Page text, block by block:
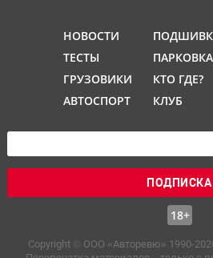
НОВОСТИ
ТЕСТЫ
ГРУЗОВИКИ
АВТОСПОРТ
ПАРКОВКА
КТО ГДЕ?
КЛУБ
ПОДПИСКА
18+
Copyright © OOO «Авторевю» 1990-